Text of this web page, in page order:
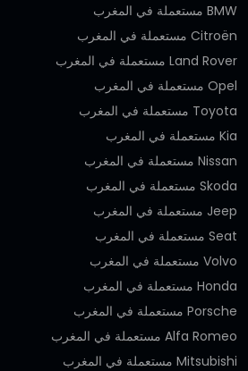
BMW مستعملة في المغرب
Citroën مستعملة في المغرب
Land Rover مستعملة في المغرب
Opel مستعملة في المغرب
Toyota مستعملة في المغرب
Kia مستعملة في المغرب
Nissan مستعملة في المغرب
Skoda مستعملة في المغرب
Jeep مستعملة في المغرب
Seat مستعملة في المغرب
Volvo مستعملة في المغرب
Honda مستعملة في المغرب
Porsche مستعملة في المغرب
Alfa Romeo مستعملة في المغرب
Mitsubishi مستعملة في المغرب